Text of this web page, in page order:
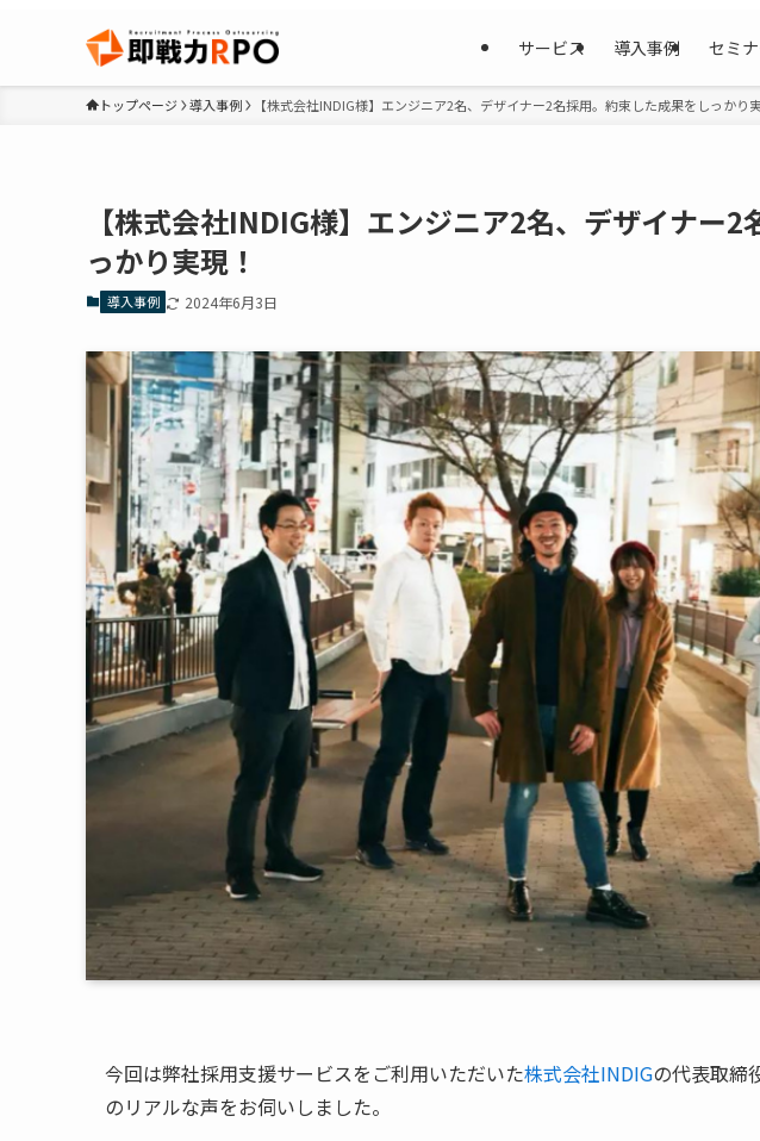
サービス 導入事例 セミ
トップページ 導入事例 【株式会社INDIG様】エンジニア2名、デザイナー2名採用。約束した成果をしっかり
【株式会社INDIG様】エンジニア2名、デザイナー
っかり実現！
導入事例 2024年6月3日
今回は弊社採用支援サービスをご利用いただいた株式会社INDIGの代表取締
のリアルな声をお伺いしました。